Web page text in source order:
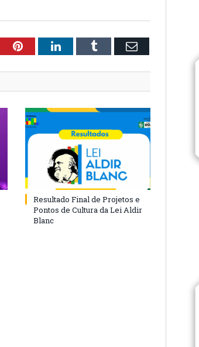
PinterestLinkedInTumblr Email
Resultado Final de Projetos e
Pontos de Cultura da Lei Aldir
Blanc